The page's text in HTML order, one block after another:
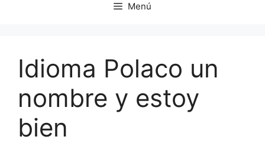
Menú
Idioma Polaco un
nombre y estoy
bien